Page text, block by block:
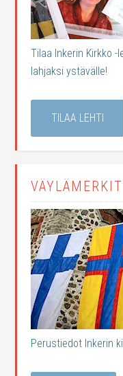
Tilaa Inkerin Kirkko
lahjaksi ystävälle!
TILAA LEHTI
VÄYLÄMERKIT
Perustiedot Inkerin